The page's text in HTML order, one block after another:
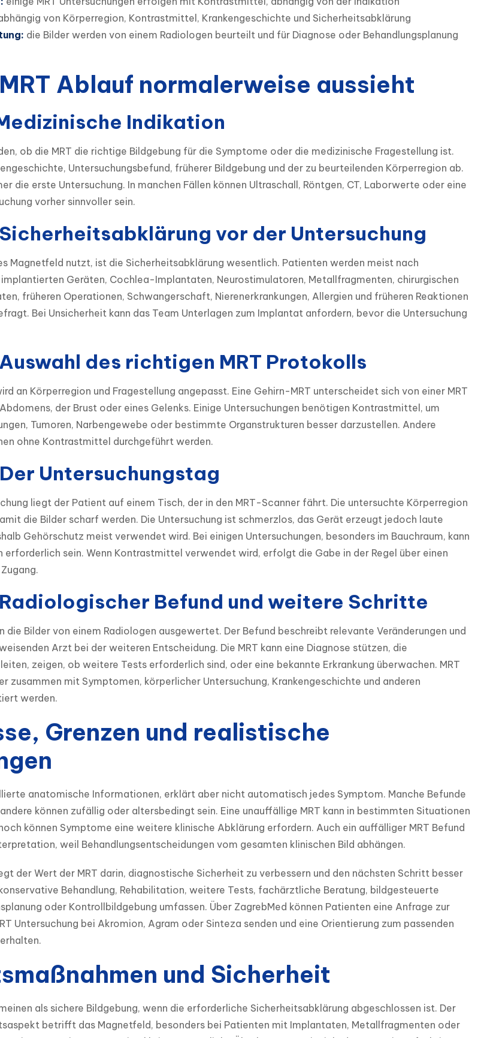
von Körperregion, Kontrastmittel, Krankengeschichte und Sicherheitsabklärung
die Bilder werden von einem Radiologen beurteilt und für Diagnose oder Behandlungsplanung
Ablauf normalerweise aussieht
Indikation
ob die MRT die richtige Bildgebung für die Symptome oder die medizinische Fragestellung ist.
Untersuchungsbefund, früherer Bildgebung und der zu beurteilenden Körperregion ab.
die erste Untersuchung. In manchen Fällen können Ultraschall, Röntgen, CT, Laborwerte oder eine
vorher sinnvoller sein.
vor der Untersuchung
Magnetfeld nutzt, ist die Sicherheitsabklärung wesentlich. Patienten werden meist nach
Geräten, Cochlea-Implantaten, Neurostimulatoren, Metallfragmenten, chirurgischen
früheren Operationen, Schwangerschaft, Nierenerkrankungen, Allergien und früheren Reaktionen
Bei Unsicherheit kann das Team Unterlagen zum Implantat anfordern, bevor die Untersuchung
des richtigen MRT Protokolls
an Körperregion und Fragestellung angepasst. Eine Gehirn-MRT unterscheidet sich von einer MRT
der Brust oder eines Gelenks. Einige Untersuchungen benötigen Kontrastmittel, um
Tumoren, Narbengewebe oder bestimmte Organstrukturen besser darzustellen. Andere
ohne Kontrastmittel durchgeführt werden.
Untersuchungstag
liegt der Patient auf einem Tisch, der in den MRT-Scanner fährt. Die untersuchte Körperregion
die Bilder scharf werden. Die Untersuchung ist schmerzlos, das Gerät erzeugt jedoch laute
Gehörschutz meist verwendet wird. Bei einigen Untersuchungen, besonders im Bauchraum, kann
erforderlich sein. Wenn Kontrastmittel verwendet wird, erfolgt die Gabe in der Regel über einen
Befund und weitere Schritte
die Bilder von einem Radiologen ausgewertet. Der Befund beschreibt relevante Veränderungen und
Arzt bei der weiteren Entscheidung. Die MRT kann eine Diagnose stützen, die
zeigen, ob weitere Tests erforderlich sind, oder eine bekannte Erkrankung überwachen. MRT
zusammen mit Symptomen, körperlicher Untersuchung, Krankengeschichte und anderen
werden.
Grenzen und realistische
anatomische Informationen, erklärt aber nicht automatisch jedes Symptom. Manche Befunde
können zufällig oder altersbedingt sein. Eine unauffällige MRT kann in bestimmten Situationen
können Symptome eine weitere klinische Abklärung erfordern. Auch ein auffälliger MRT Befund
weil Behandlungsentscheidungen vom gesamten klinischen Bild abhängen.
der Wert der MRT darin, diagnostische Sicherheit zu verbessern und den nächsten Schritt besser
Behandlung, Rehabilitation, weitere Tests, fachärztliche Beratung, bildgesteuerte
oder Kontrollbildgebung umfassen. Über ZagrebMed können Patienten eine Anfrage zur
Untersuchung bei Akromion, Agram oder Sinteza senden und eine Orientierung zum passenden
und Sicherheit
als sichere Bildgebung, wenn die erforderliche Sicherheitsabklärung abgeschlossen ist. Der
betrifft das Magnetfeld, besonders bei Patienten mit Implantaten, Metallfragmenten oder